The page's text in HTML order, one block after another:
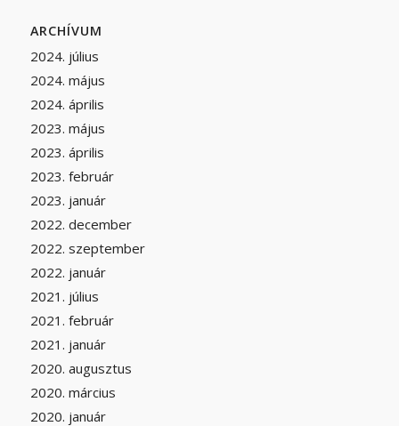
ARCHÍVUM
2024. július
2024. május
2024. április
2023. május
2023. április
2023. február
2023. január
2022. december
2022. szeptember
2022. január
2021. július
2021. február
2021. január
2020. augusztus
2020. március
2020. január